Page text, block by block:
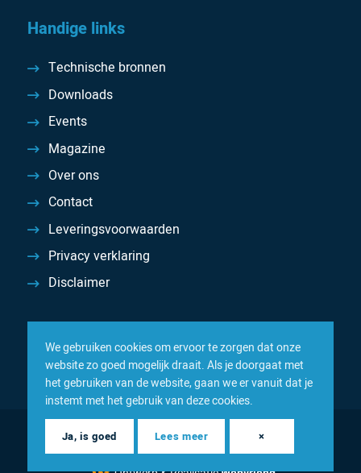
Handige links
Technische bronnen
Downloads
Events
Magazine
Over ons
Contact
Leveringsvoorwaarden
Privacy verklaring
Disclaimer
© 2026 Inacom — Sterk in spareparts, consumables en
componenten
We gebruiken cookies om ervoor te zorgen dat onze
website zo goed mogelijk draait. Als je doorgaat met
het gebruiken van de website, gaan we er vanuit dat je
instemt met het gebruik van deze cookies.
Ja, is goed Lees meer ×